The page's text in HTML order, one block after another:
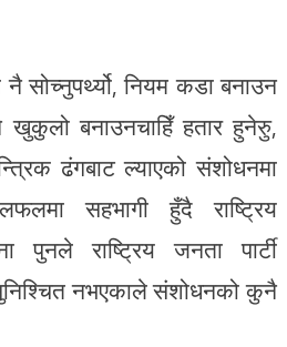
सोच्नुपर्थ्यो, नियम कडा बनाउन
बनाउनचाहिँ हतार हुनेरुु,
ढंगबाट ल्याएको संशोधनमा
सहभागी हुँदै राष्ट्रिय
पुनले राष्ट्रिय जनता पार्टी
नभएकाले संशोधनको कुनै